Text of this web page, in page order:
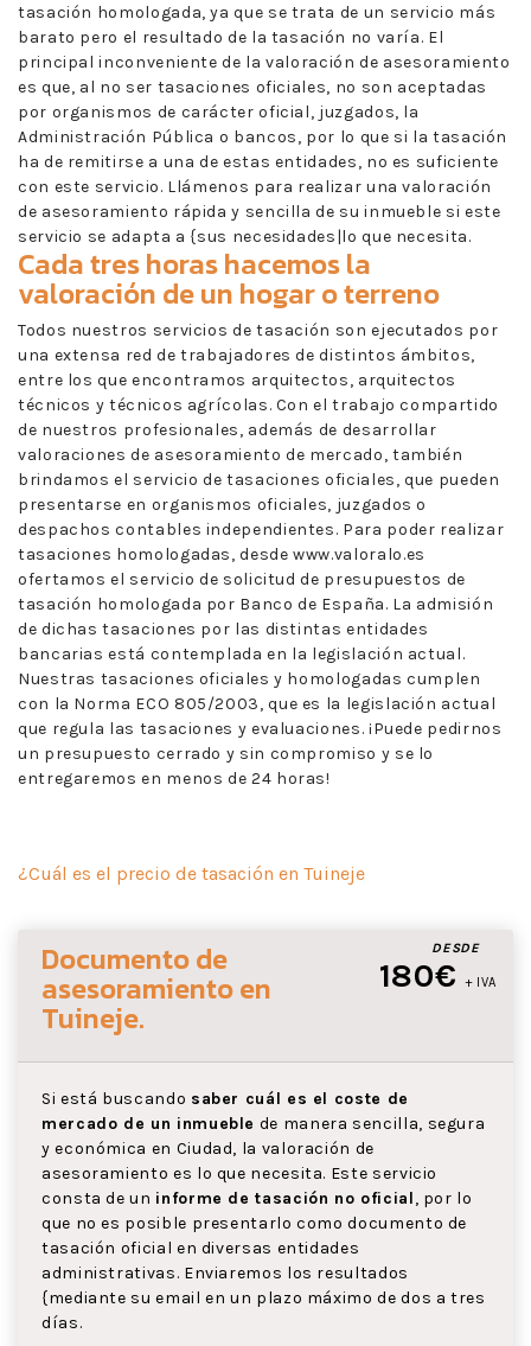
tasación homologada, ya que se trata de un servicio más
barato pero el resultado de la tasación no varía. El
principal inconveniente de la valoración de asesoramiento
es que, al no ser tasaciones oficiales, no son aceptadas
por organismos de carácter oficial, juzgados, la
Administración Pública o bancos, por lo que si la tasación
ha de remitirse a una de estas entidades, no es suficiente
con este servicio. Llámenos para realizar una valoración
de asesoramiento rápida y sencilla de su inmueble si este
servicio se adapta a {sus necesidades|lo que necesita.
Cada tres horas hacemos la
valoración de un hogar o terreno
Todos nuestros servicios de tasación son ejecutados por
una extensa red de trabajadores de distintos ámbitos,
entre los que encontramos arquitectos, arquitectos
técnicos y técnicos agrícolas. Con el trabajo compartido
de nuestros profesionales, además de desarrollar
valoraciones de asesoramiento de mercado, también
brindamos el servicio de tasaciones oficiales, que pueden
presentarse en organismos oficiales, juzgados o
despachos contables independientes. Para poder realizar
tasaciones homologadas, desde www.valoralo.es
ofertamos el servicio de solicitud de presupuestos de
tasación homologada por Banco de España. La admisión
de dichas tasaciones por las distintas entidades
bancarias está contemplada en la legislación actual.
Nuestras tasaciones oficiales y homologadas cumplen
con la Norma ECO 805/2003, que es la legislación actual
que regula las tasaciones y evaluaciones. ¡Puede pedirnos
un presupuesto cerrado y sin compromiso y se lo
entregaremos en menos de 24 horas!
¿Cuál es el precio de tasación en Tuineje
DESDE
180€ + IVA
Documento de
asesoramientoen
Tuineje.
Si está buscando saber cuál es el coste de
mercado de un inmueble de manera sencilla, segura
y económica en Ciudad, la valoración de
asesoramiento es lo que necesita. Este servicio
consta de un informe de tasación no oficial, por lo
que no es posible presentarlo como documento de
tasación oficial en diversas entidades
administrativas. Enviaremos los resultados
{mediante su email en un plazo máximo de dos a tres
días.